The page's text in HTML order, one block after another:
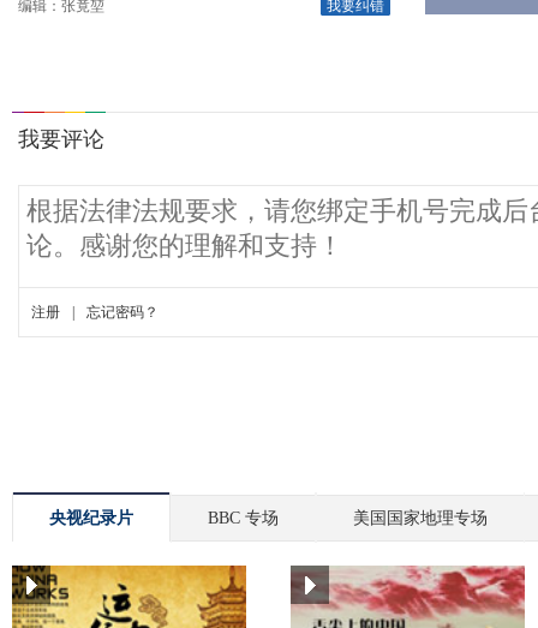
我要纠错
编辑：张竟堃
央视纪录片 BBC 专场 美国国家地理专场